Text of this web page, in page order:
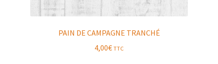
PAIN DE CAMPAGNE TRANCHÉ
4,00€ TTC